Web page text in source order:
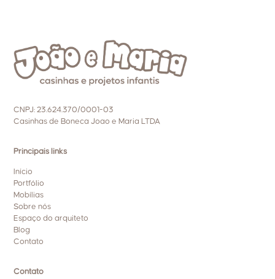
CNPJ: 23.624.370/0001-03
Casinhas de Boneca Joao e Maria LTDA
Principais links
Início
Portfólio
Mobílias
Sobre nós
Espaço do arquiteto
Blog
Contato
Contato